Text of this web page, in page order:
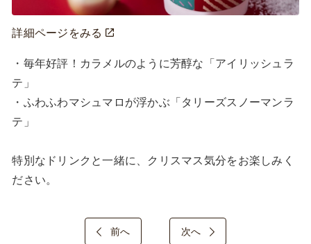
詳細ページをみる
・毎年好評！カラメルのように芳醇な「アイリッシュラ
テ」
・ふわふわマシュマロが浮かぶ「タリーズスノーマンラ
テ」
特別なドリンクと一緒に、クリスマス気分をお楽しみく
ださい。
前へ 次へ